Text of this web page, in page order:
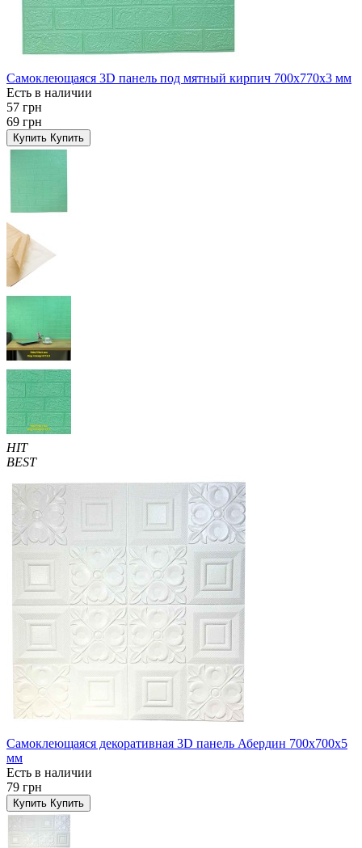
Самоклеющаяся 3D панель под мятный кирпич 700x770x3 мм
Есть в наличии
57 грн
69 грн
Купить Купить
HIT
BEST
Самоклеющаяся декоративная 3D панель Абердин 700x700x5
мм
Есть в наличии
79 грн
Купить Купить